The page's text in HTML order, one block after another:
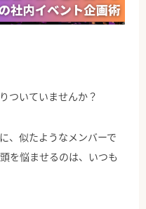
ついていませんか？
、似たようなメンバーで
を悩ませるのは、いつも